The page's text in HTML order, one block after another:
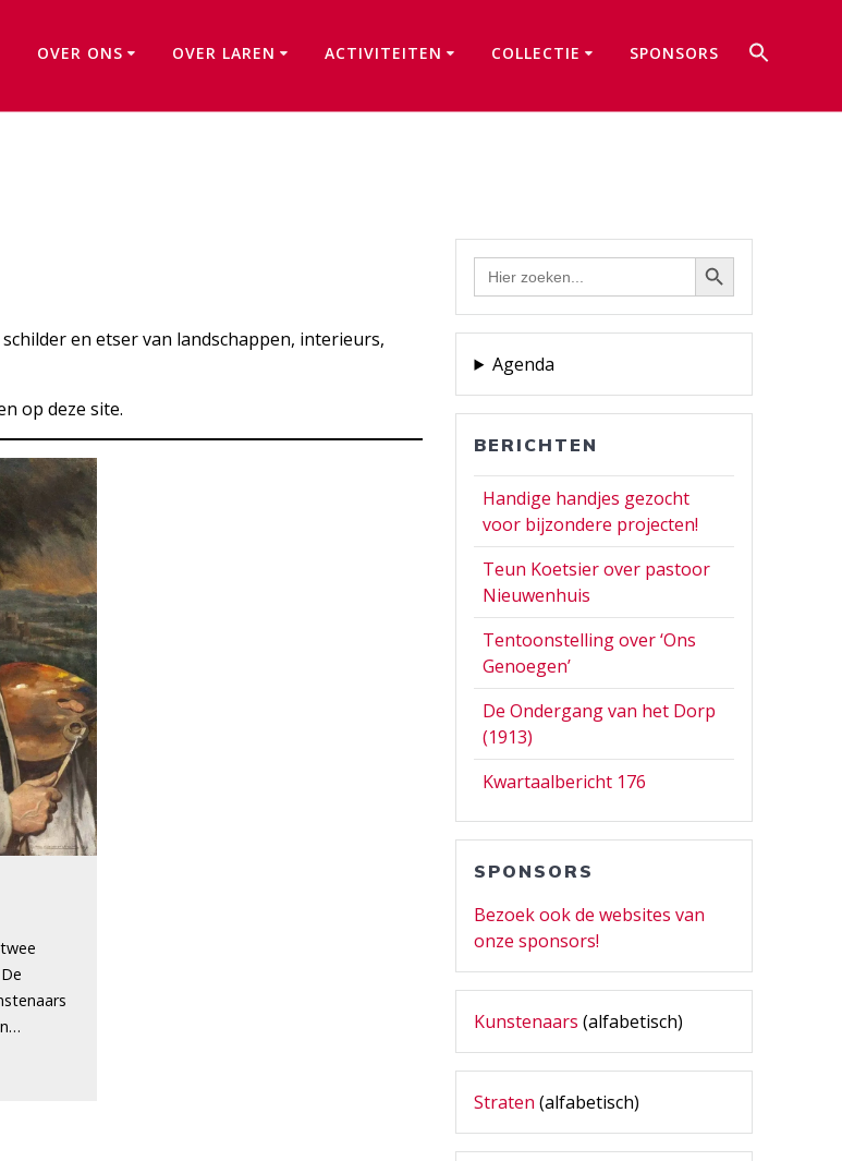
OVER ONS OVER LAREN ACTIVITEITEN COLLECTIE SPONSORS
en etser van landschappen, interieurs,
op deze site.
Zoek
naar:
Zoekknop
Agenda
BERICHTEN
Handige handjes gezocht
voor bijzondere projecten!
Teun Koetsier over pastoor
Nieuwenhuis
Tentoonstelling over ‘Ons
Genoegen’
De Ondergang van het Dorp
(1913)
Kwartaalbericht 176
SPONSORS
Bezoek ook de websites van
onze sponsors!
Kunstenaars (alfabetisch)
Straten (alfabetisch)